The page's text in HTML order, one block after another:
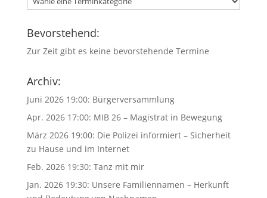
Bevorstehend:
Zur Zeit gibt es keine bevorstehende Termine
Archiv:
Juni 2026 19:00: Bürgerversammlung
Apr. 2026 17:00: MIB 26 – Magistrat in Bewegung
März 2026 19:00: Die Polizei informiert – Sicherheit
zu Hause und im Internet
Feb. 2026 19:30: Tanz mit mir
Jan. 2026 19:30: Unsere Familiennamen – Herkunft